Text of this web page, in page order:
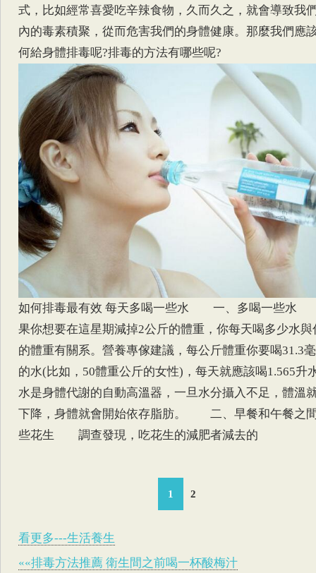
式，比如經常喜愛吃辛辣食物，久而久之，就會導致我
內的毒素積聚，從而危害我們的身體健康。那麼我們應
何給身體排毒呢?排毒的方法有哪些呢?
如何排毒最有效 每天多喝一些水 一、多喝一些
果你想要在這星期減掉2公斤的體重，你每天喝多少水與
的體重有關系。營養專傢建議，每公斤體重你要喝31.3
的水(比如，50體重公斤的女性)，每天就應該喝1.565升
水是身體代謝的自動高溫器，一旦水分攝入不足，體溫
下降，身體就會開始依存脂肪。 二、早餐和午餐之
些花生 調查發現，吃花生的減肥者減去的
1 2
看更多---生活養生
««排毒方法推薦 衛生間之前喝一杯酸梅汁